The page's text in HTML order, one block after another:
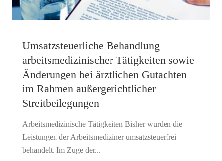
Umsatzsteuerliche Behandlung
arbeitsmedizinischer Tätigkeiten sowie
Änderungen bei ärztlichen Gutachten
im Rahmen außergerichtlicher
Streitbeilegungen
Arbeitsmedizinische Tätigkeiten Bisher wurden die
Leistungen der Arbeitsmediziner umsatzsteuerfrei
behandelt. Im Zuge der...